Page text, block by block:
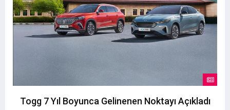
Togg 7 Yıl Boyunca Gelinenen Noktayı Açıkladı